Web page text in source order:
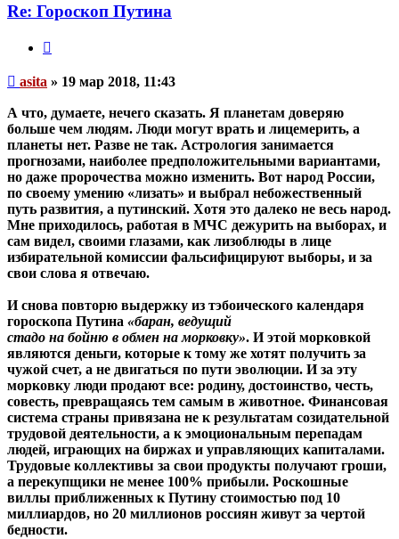
Re: Гороскоп Путина
Непрочитанное
asita » 19 мар 2018, 11:43
А что, думаете, нечего сказать. Я планетам доверяю
больше чем людям. Люди могут врать и лицемерить, а
планеты нет. Разве не так. Астрология занимается
прогнозами, наиболее предположительными вариантами,
но даже пророчества можно изменить. Вот народ России,
по своему умению «лизать» и выбрал небожественный
путь развития, а путинский. Хотя это далеко не весь народ.
Мне приходилось, работая в МЧС дежурить на выборах, и
сам видел, своими глазами, как лизоблюды в лице
избирательной комиссии фальсифицируют выборы, и за
свои слова я отвечаю.
И снова повторю выдержку из тэбоического календаря
гороскопа Путина «баран, ведущий
стадо на бойню в обмен на морковку». И этой морковкой
являются деньги, которые к тому же хотят получить за
чужой счет, а не двигаться по пути эволюции. И за эту
морковку люди продают все: родину, достоинство, честь,
совесть, превращаясь тем самым в животное. Финансовая
система страны привязана не к результатам созидательной
трудовой деятельности, а к эмоциональным перепадам
людей, играющих на биржах и управляющих капиталами.
Трудовые коллективы за свои продукты получают гроши,
а перекупщики не менее 100% прибыли. Роскошные
виллы приближенных к Путину стоимостью под 10
миллиардов, но 20 миллионов россиян живут за чертой
бедности.